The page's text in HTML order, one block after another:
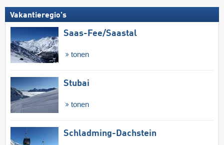
Vakantieregio's
Saas-Fee/​Saastal
tonen
Stubai
tonen
Schladming-Dachstein